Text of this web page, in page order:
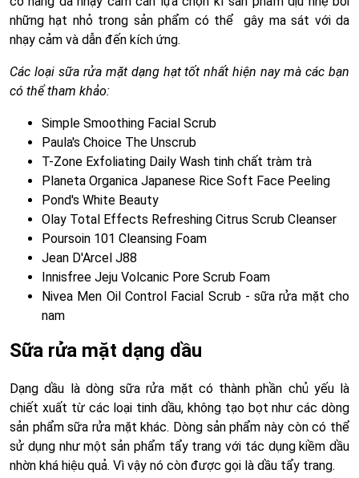
những hạt nhỏ trong sản phẩm có thể gây ma sát với da
nhạy cảm và dẫn đến kích ứng.
Các loại sữa rửa mặt dạng hạt tốt nhất hiện nay mà các bạn
có thể tham khảo:
Simple Smoothing Facial Scrub
Paula's Choice The Unscrub
T-Zone Exfoliating Daily Wash tinh chất tràm trà
Planeta Organica Japanese Rice Soft Face Peeling
Pond's White Beauty
Olay Total Effects Refreshing Citrus Scrub Cleanser
Poursoin 101 Cleansing Foam
Jean D'Arcel J88
Innisfree Jeju Volcanic Pore Scrub Foam
Nivea Men Oil Control Facial Scrub - sữa rửa mặt cho
nam
Sữa rửa mặt dạng dầu
Dạng dầu là dòng sữa rửa mặt có thành phần chủ yếu là
chiết xuất từ các loại tinh dầu, không tạo bọt như các dòng
sản phẩm sữa rửa mặt khác. Dòng sản phẩm này còn có thể
sử dụng như một sản phẩm tẩy trang với tác dụng kiềm dầu
nhờn khá hiệu quả. Vì vậy nó còn được gọi là dầu tẩy trang.